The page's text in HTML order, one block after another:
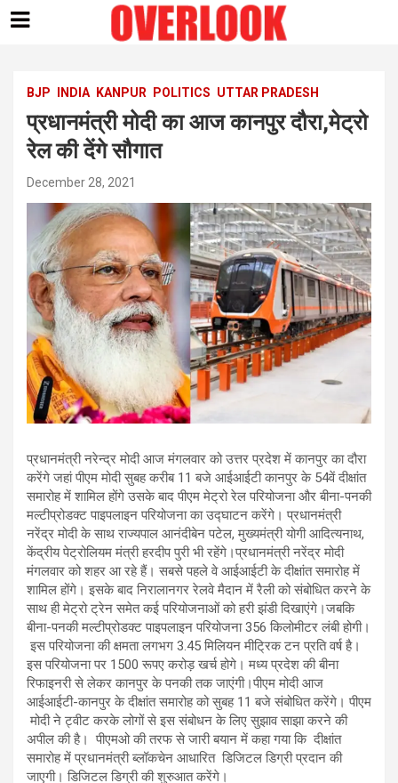
content
BJP INDIA KANPUR POLITICS UTTAR PRADESH
प्रधानमंत्री मोदी का आज कानपुर दौरा,मेट्रो
रेल की देंगे सौगात
December 28, 2021
प्रधानमंत्री नरेन्‍द्र मोदी आज मंगलवार को उत्तर प्रदेश में कानपुर का दौरा
करेंगे जहां पीएम मोदी सुबह करीब 11 बजे आईआईटी कानपुर के 54वें दीक्षांत
समारोह में शामिल होंगे उसके बाद पीएम मेट्रो रेल परियोजना और बीना-पनकी
मल्टीप्रोडक्ट पाइपलाइन परियोजना का उद्घाटन करेंगे। प्रधानमंत्री
नरेंद्र मोदी के साथ राज्यपाल आनंदीबेन पटेल, मुख्यमंत्री योगी आदित्यनाथ,
केंद्रीय पेट्रोलियम मंत्री हरदीप पुरी भी रहेंगे।प्रधानमंत्री नरेंद्र मोदी
मंगलवार को शहर आ रहे हैं। सबसे पहले वे आईआईटी के दीक्षांत समारोह में
शामिल होंगे। इसके बाद निरालानगर रेलवे मैदान में रैली को संबोधित करने के
साथ ही मेट्रो ट्रेन समेत कई परियोजनाओं को हरी झंडी दिखाएंगे।जबकि
बीना-पनकी मल्टीप्रोडक्ट पाइपलाइन परियोजना 356 किलोमीटर लंबी होगी।
इस परियोजना की क्षमता लगभग 3.45 मिलियन मीट्रिक टन प्रति वर्ष है।
इस परियोजना पर 1500 रूपए करोड़ खर्च होगे। मध्य प्रदेश की बीना
रिफाइनरी से लेकर कानपुर के पनकी तक जाएंगी।पीएम मोदी आज
आईआईटी-कानपुर के दीक्षांत समारोह को सुबह 11 बजे संबोधित करेंगे। पीएम
मोदी ने ट्वीट करके लोगों से इस संबोधन के लिए सुझाव साझा करने की
अपील की है। पीएमओ की तरफ से जारी बयान में कहा गया कि दीक्षांत
समारोह में प्रधानमंत्री ब्लॉकचेन आधारित डिजिटल डिग्री प्रदान की
जाएगी। डिजिटल डिग्री की शुरुआत करेंगे।